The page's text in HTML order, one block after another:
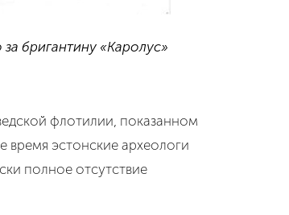
бригантину «Каролус»
флотилии, показанном
время эстонские археологи
полное отсутствие